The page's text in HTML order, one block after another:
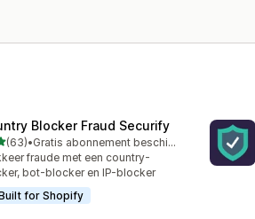
Blocker Fraud Securify
5 sterren
(63) in totaal
•
Gratis abonnement beschikbaar
fraude met een country-
bot-blocker en IP-blocker
for Shopify